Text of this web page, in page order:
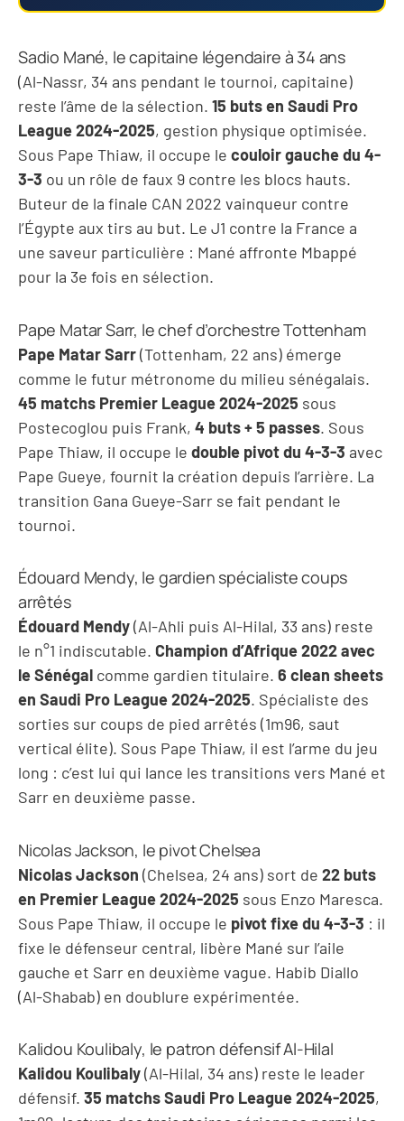
Sadio Mané, le capitaine légendaire à 34 ans
(Al-Nassr, 34 ans pendant le tournoi, capitaine)
reste l’âme de la sélection. 15 buts en Saudi Pro
League 2024-2025, gestion physique optimisée.
Sous Pape Thiaw, il occupe le couloir gauche du 4-
3-3 ou un rôle de faux 9 contre les blocs hauts.
Buteur de la finale CAN 2022 vainqueur contre
l’Égypte aux tirs au but. Le J1 contre la France a
une saveur particulière : Mané affronte Mbappé
pour la 3e fois en sélection.
Pape Matar Sarr, le chef d’orchestre Tottenham
Pape Matar Sarr(Tottenham, 22 ans) émerge
comme le futur métronome du milieu sénégalais.
45 matchs Premier League 2024-2025 sous
Postecoglou puis Frank, 4 buts + 5 passes. Sous
Pape Thiaw, il occupe le double pivot du 4-3-3 avec
Pape Gueye, fournit la création depuis l’arrière. La
transition Gana Gueye-Sarr se fait pendant le
tournoi.
Édouard Mendy, le gardien spécialiste coups
arrêtés
Édouard Mendy(Al-Ahli puis Al-Hilal, 33 ans) reste
le n°1 indiscutable. Champion d’Afrique 2022 avec
le Sénégal comme gardien titulaire. 6 clean sheets
en Saudi Pro League 2024-2025. Spécialiste des
sorties sur coups de pied arrêtés (1m96, saut
vertical élite). Sous Pape Thiaw, il est l’arme du jeu
long : c’est lui qui lance les transitions vers Mané et
Sarr en deuxième passe.
Nicolas Jackson, le pivot Chelsea
Nicolas Jackson (Chelsea, 24 ans) sort de 22 buts
en Premier League 2024-2025 sous Enzo Maresca.
Sous Pape Thiaw, il occupe le pivot fixe du 4-3-3 : il
fixe le défenseur central, libère Mané sur l’aile
gauche et Sarr en deuxième vague. Habib Diallo
(Al-Shabab) en doublure expérimentée.
Kalidou Koulibaly, le patron défensif Al-Hilal
Kalidou Koulibaly(Al-Hilal, 34 ans) reste le leader
défensif. 35 matchs Saudi Pro League 2024-2025,